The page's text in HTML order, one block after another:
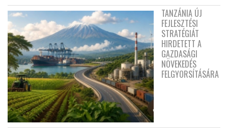
TANZÁNIA ÚJ
FEJLESZTÉSI
STRATÉGIÁT
HIRDETETT A
GAZDASÁGI
NÖVEKEDÉS
FELGYORSÍTÁSÁRA